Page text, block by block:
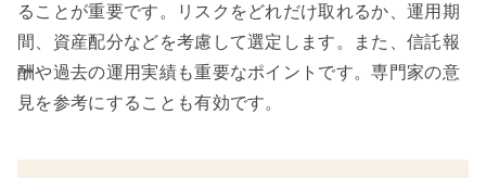
ることが重要です。リスクをどれだけ取れるか、運用期
間、資産配分などを考慮して選定します。また、信託報
酬や過去の運用実績も重要なポイントです。専門家の意
見を参考にすることも有効です。